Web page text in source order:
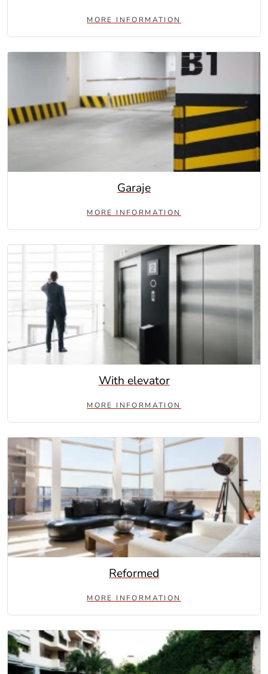
MORE INFORMATION
Garaje
MORE INFORMATION
With elevator
MORE INFORMATION
Reformed
MORE INFORMATION